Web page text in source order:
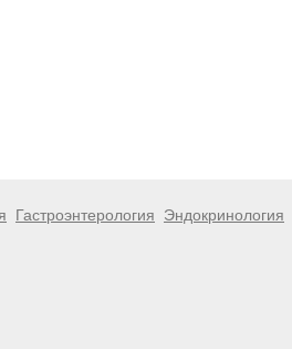
Гастроэнтерология Эндокринология